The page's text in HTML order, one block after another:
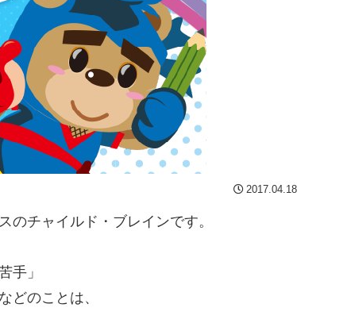
2017.04.18
チャイルド・ブレインです。
手」
どのことは、